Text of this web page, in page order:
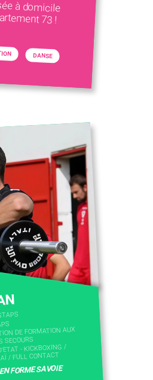
73 !
DANSE
DE FORMATION AUX
SECOURS
- KICKBOXING /
/ FULL CONTACT
FORME SAVOIE